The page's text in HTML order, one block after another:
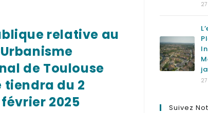
relative au
de Toulouse
tiendra du 2
2025
Suivez